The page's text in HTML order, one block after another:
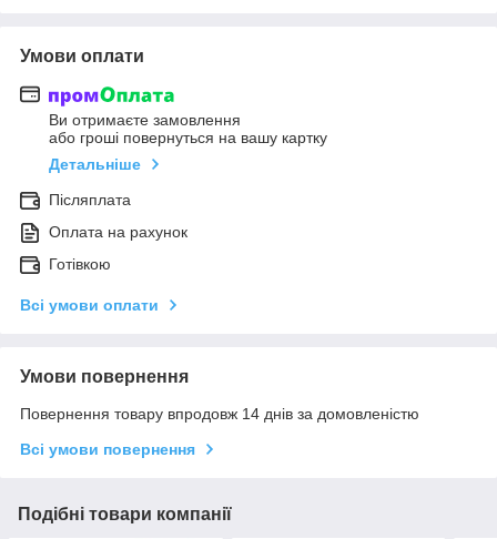
Умови оплати
Ви отримаєте замовлення
або гроші повернуться на вашу картку
Детальніше
Післяплата
Оплата на рахунок
Готівкою
Всі умови оплати
Умови повернення
Повернення товару впродовж 14 днів за домовленістю
Всі умови повернення
Подібні товари компанії